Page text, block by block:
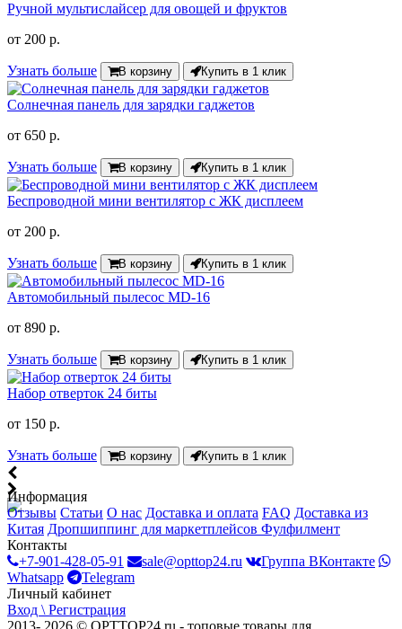
Ручной мультислайсер для овощей и фруктов
от 200 р.
Узнать больше В корзину Купить в 1 клик
Солнечная панель для зарядки гаджетов
от 650 р.
Узнать больше В корзину Купить в 1 клик
Беспроводной мини вентилятор с ЖК дисплеем
от 200 р.
Узнать больше В корзину Купить в 1 клик
Автомобильный пылесос MD-16
от 890 р.
Узнать больше В корзину Купить в 1 клик
Набор отверток 24 биты
от 150 р.
Узнать больше В корзину Купить в 1 клик
Информация
Отзывы Статьи О нас Доставка и оплата FAQ Доставка из
Китая Дропшиппинг для маркетплейсов Фулфилмент
Контакты
+7-901-428-05-91
sale@opttop24.ru
Группа ВКонтакте
Whatsapp
Telegram
Личный кабинет
Вход \ Регистрация